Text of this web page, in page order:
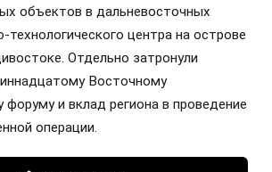
объектов в дальневосточных
технологического центра на острове
Отдельно затронули
Восточному
и вклад региона в проведение
операции.